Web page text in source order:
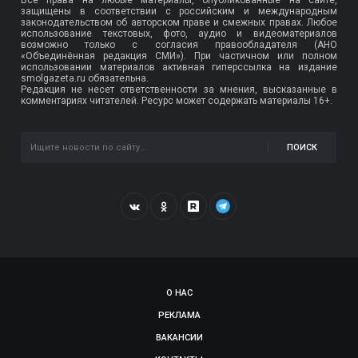
защищены в соответствии с российским и международным
законодательством об авторском праве и смежных правах. Любое
использование текстовых, фото, аудио и видеоматериалов
возможно только с согласия правообладателя (АНО
«Объединённая редакция СМИ»). При частичном или полном
использовании материалов активная гиперссылка на издание
smolgazeta.ru обязательна.
Редакция не несет ответственности за мнения, высказанные в
комментариях читателей. Ресурс может содержать материалы 16+.
ПОИСК
О НАС
РЕКЛАМА
ВАКАНСИИ